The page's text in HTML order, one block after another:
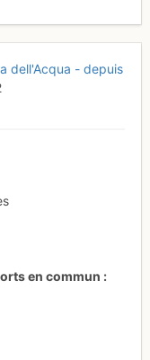
dell'Acqua - depuis
en commun